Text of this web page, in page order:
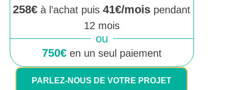
258€à l’achat puis41€/mois pendant
12 mois
ou
750€en un seul paiement
PARLEZ-NOUS DE VOTRE PROJET